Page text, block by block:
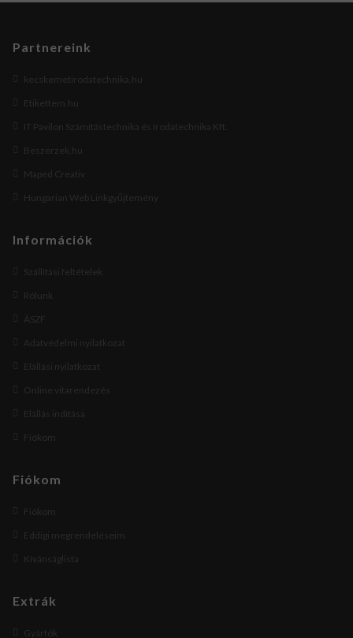
Partnereink
kecskemetirodatechnika.hu
Etikettem.hu
IT Pavilon Számítástechnika és Irodatechnika Kft.
Beszerzek.hu
Maped Creativ
Hungarian Web Linkgyűjtemény
Információk
Szállítási feltételek
Rólunk
ÁSZF
Adatvédelmi nyilatkozat
Elállási nyilatkozat
Online vitarendezés
Elállás indítása
Fiókom
Fiókom
Fiókom
Eddigi megrendeléseim
Kívánságlista
Extrák
Gyártók